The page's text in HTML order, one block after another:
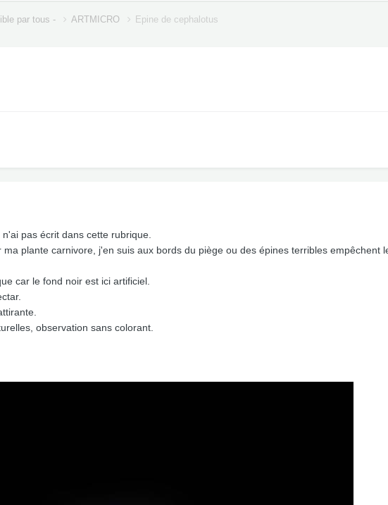
par tous - ARTMICRO Epine de cephalotus
pas écrit dans cette rubrique.
plante carnivore, j'en suis aux bords du piège ou des épines terribles empêchent
car le fond noir est ici artificiel.
observation sans colorant.